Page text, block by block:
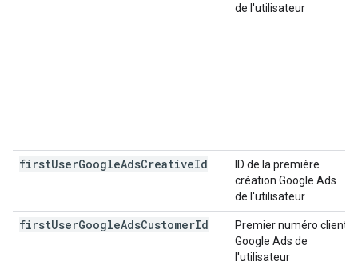
de l'utilisateur
firstUserGoogleAdsCreativeId
ID de la première
création Google Ads
de l'utilisateur
firstUserGoogleAdsCustomerId
Premier numéro client
Google Ads de
l'utilisateur